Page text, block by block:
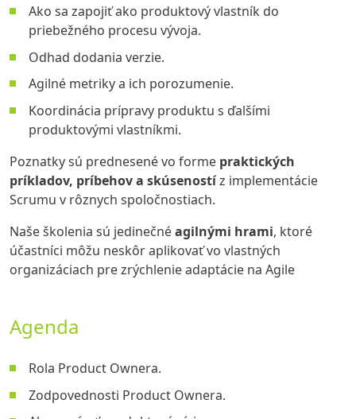
Ako sa zapojiť ako produktový vlastník do
priebežného procesu vývoja.
Odhad dodania verzie.
Agilné metriky a ich porozumenie.
Koordinácia prípravy produktu s ďalšími
produktovými vlastníkmi.
Poznatky sú prednesené vo forme praktických
príkladov, príbehova skúsenostíz implementácie
Scrumu v rôznych spoločnostiach.
Naše školenia sú jedinečnéagilnými hrami, ktoré
účastníci môžu neskôr aplikovať vo vlastných
organizáciach pre zrýchlenie adaptácie na Agile
Agenda
Rola Product Ownera.
Zodpovednosti Product Ownera.